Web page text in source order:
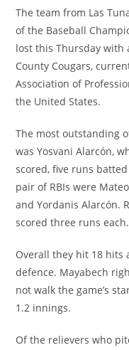
entrada:
The team from Las
of the Baseball
lost this Thursday with
County Cougars,
Association of
the United States.
The most outstanding
was Yosvani Alarcón,
scored, five runs
pair of RBIs were
and Yordanis Alarcón.
scored three runs each.
Overall they hit 18 hits
defence. Mayabech
not walk the game’s
1.2 innings.
Of the relievers who